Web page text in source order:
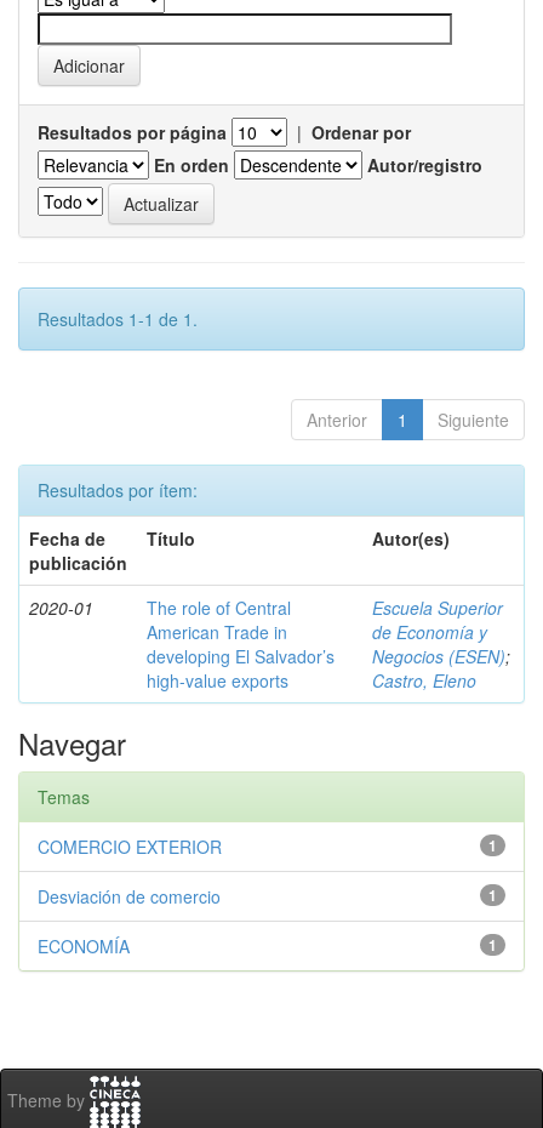
Resultados por página | Ordenar por
En orden
Autor/registro
Resultados 1-1 de 1.
Anterior 1 Siguiente
Resultados por ítem:
Fecha de
publicación
Título Autor(es)
2020-01
The role of Central
American Trade in
developing El Salvador’s
high-value exports
Escuela Superior
de Economía y
Negocios (ESEN);
Castro, Eleno
Navegar
Temas
1
COMERCIO EXTERIOR
1
Desviación de comercio
1
ECONOMÍA
Theme by